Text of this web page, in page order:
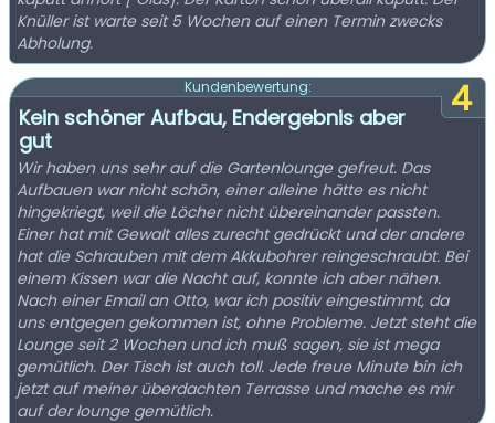
Knüller ist warte seit 5 Wochen auf einen Termin zwecks
Abholung.
4
Kundenbewertung:
Kein schöner Aufbau, Endergebnis aber
gut
Wir haben uns sehr auf die Gartenlounge gefreut. Das
Aufbauen war nicht schön, einer alleine hätte es nicht
hingekriegt, weil die Löcher nicht übereinander passten.
Einer hat mit Gewalt alles zurecht gedrückt und der andere
hat die Schrauben mit dem Akkubohrer reingeschraubt. Bei
einem Kissen war die Nacht auf, konnte ich aber nähen.
Nach einer Email an Otto, war ich positiv eingestimmt, da
uns entgegen gekommen ist, ohne Probleme. Jetzt steht die
Lounge seit 2 Wochen und ich muß sagen, sie ist mega
gemütlich. Der Tisch ist auch toll. Jede freue Minute bin ich
jetzt auf meiner überdachten Terrasse und mache es mir
auf der lounge gemütlich.